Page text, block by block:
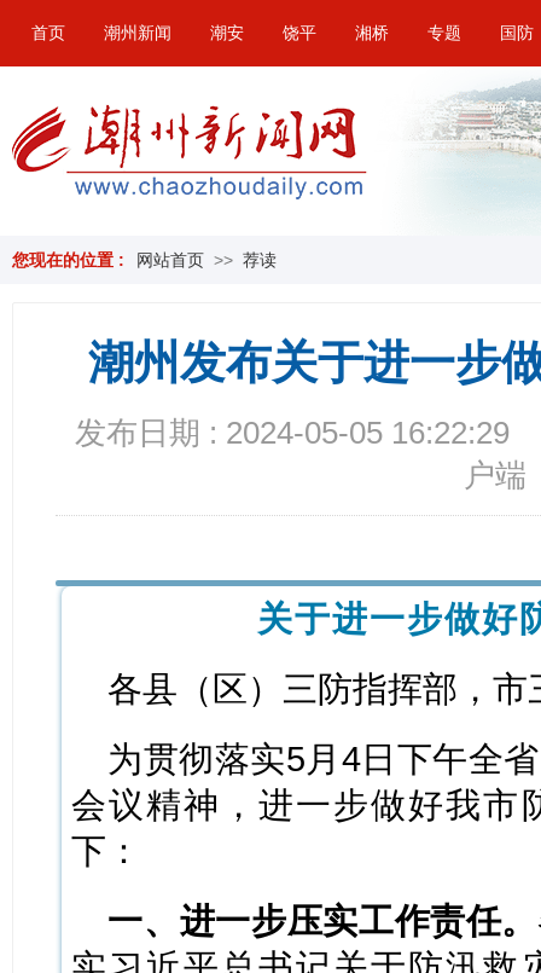
首页 潮州新闻 潮安 饶平 湘桥 专题 国防
您现在的位置 : 网站首页 >> 荐读
潮州发布关于进一步
发布日期 : 2024-05-05 16:22:29
户端
关于进一步做好
各县（区）三防指挥部，
为贯彻落实5月4日下午全
会议精神，进一步做好我市
下：
一、进一步压实工作责任。